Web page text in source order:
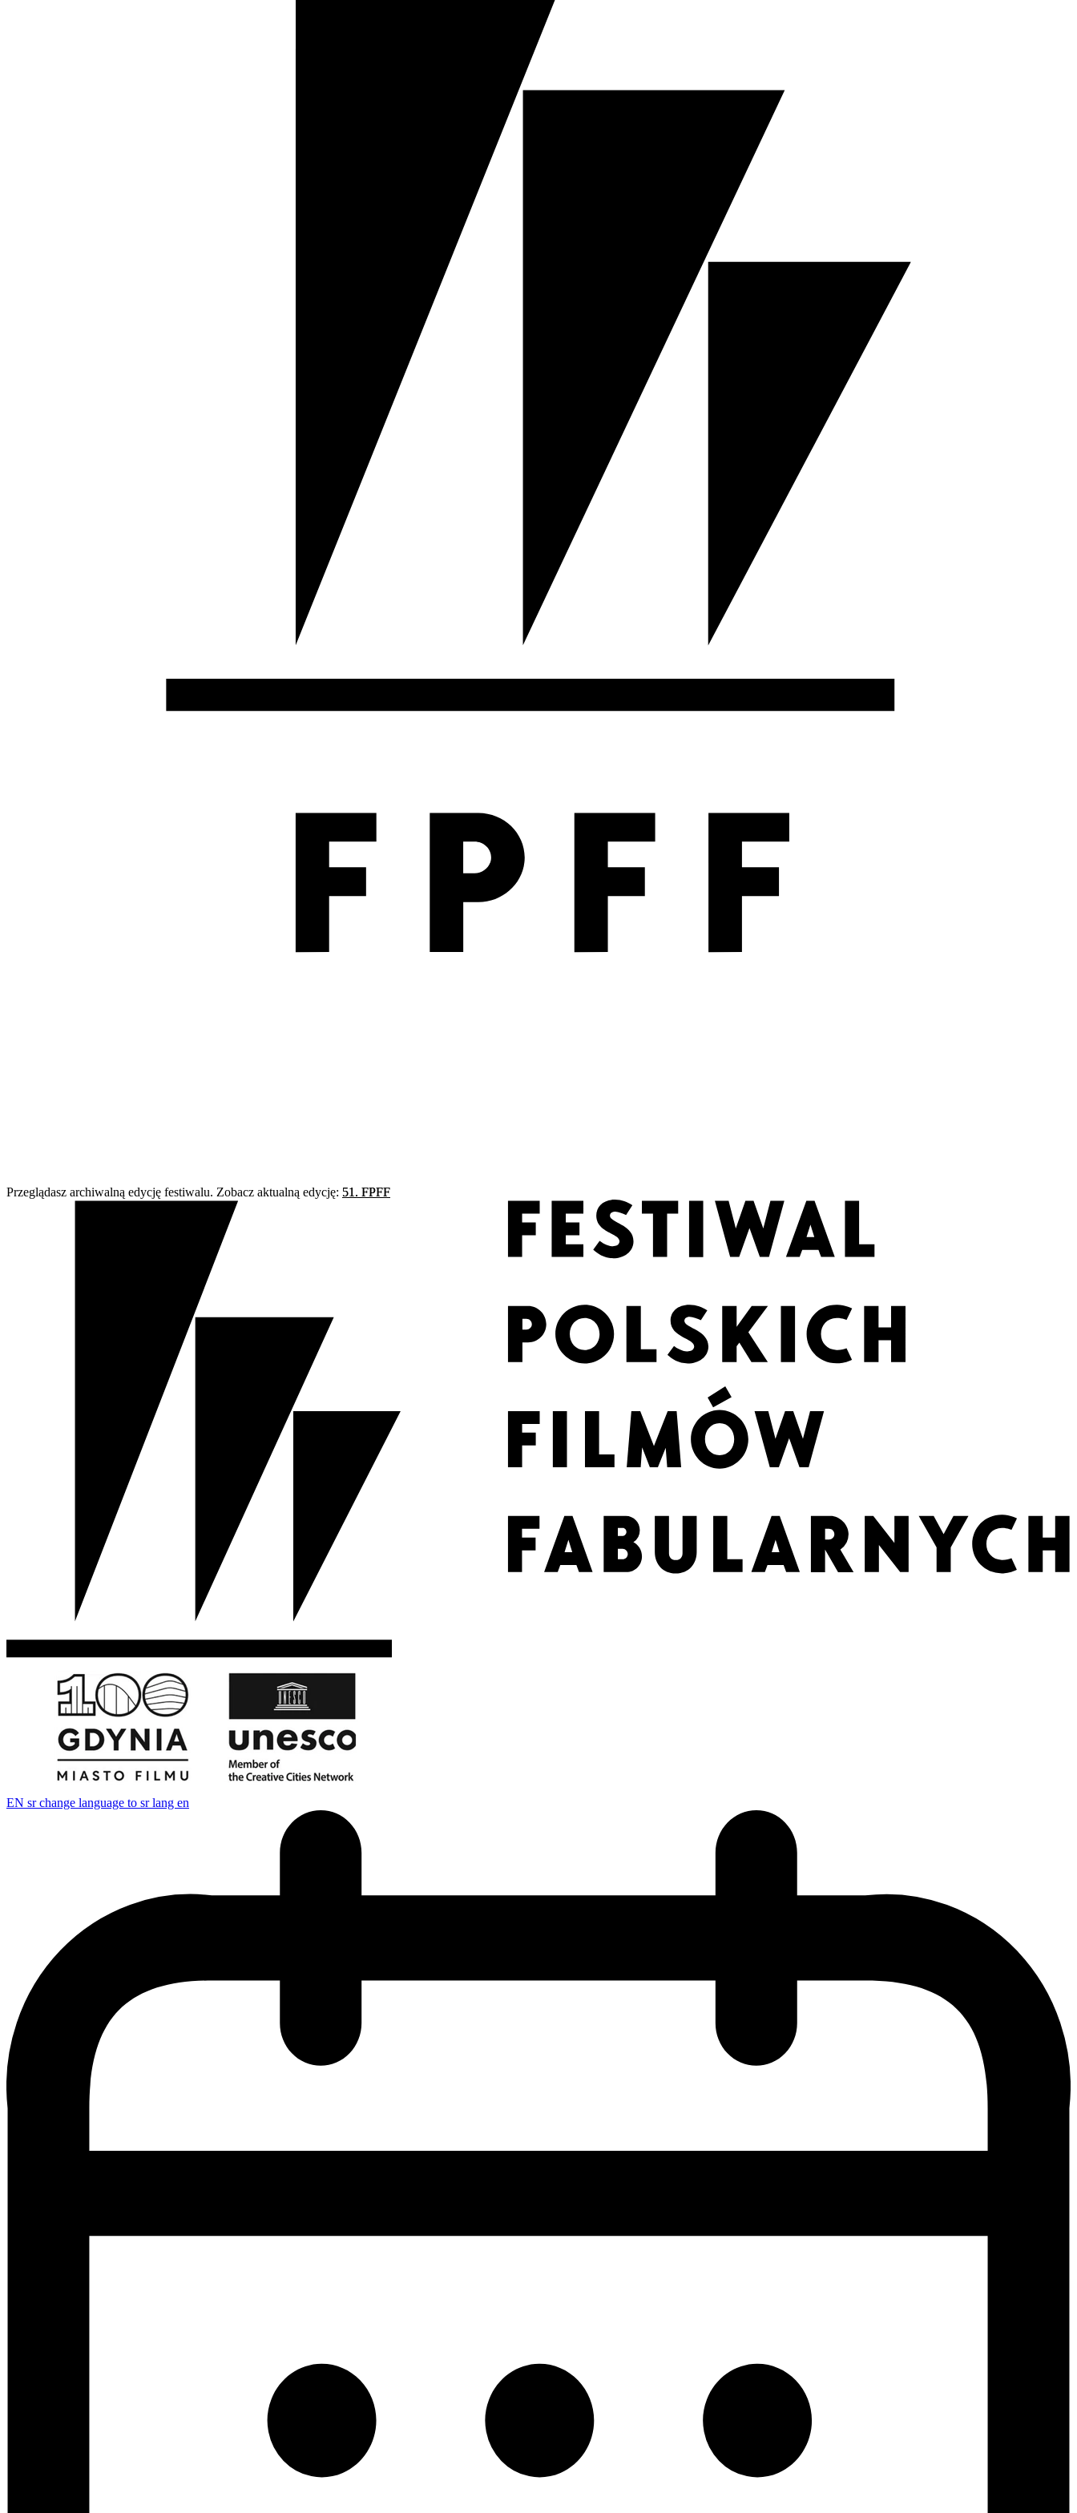
Przeglądasz archiwalną edycję festiwalu. Zobacz aktualną edycję: 51. FPFF
EN sr change language to sr lang en